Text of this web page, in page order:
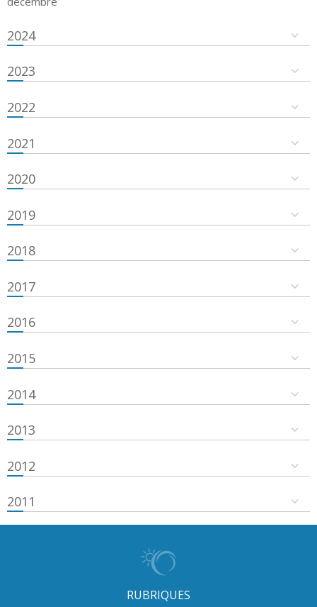
2024
2023
2022
2021
2020
2019
2018
2017
2016
2015
2014
2013
2012
2011
RUBRIQUES